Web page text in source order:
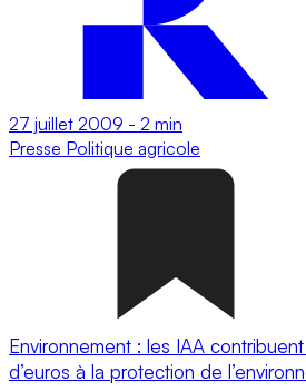
27 juillet 2009 - 2 min
Presse Politique agricole
Environnement : les IAA
d’euros à la protection de